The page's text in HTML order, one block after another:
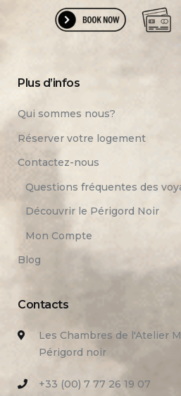
Plus d’infos
Qui sommes nous?
Réserver votre logement
Contactez-nous
Questions fréquentes des
Découvrir le Périgord Noir
Mon Compte
Blog
Contacts
Les Chambres de l'Atelier
Périgord noir
+33 (00) 7 77 26 19 07